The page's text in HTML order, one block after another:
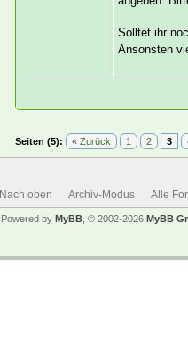
Solltet ihr
Ansonsten
Seiten (5): « Zurück 1 2 3
Nach oben Archiv-Modus Alle
, Powered by MyBB , © 2002-2026 MyBB